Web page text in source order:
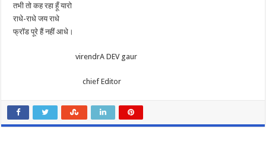
तभी तो कह रहा हूँ यारो
राधे-राधे जय राधे
फ्रॉड पूरे हैं नहीं आधे।
virendrA DEV gaur
chief Editor